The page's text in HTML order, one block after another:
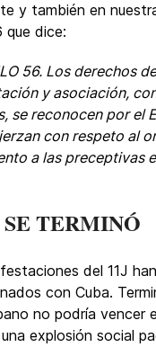
y también en
que dice:
56. Los derechos
y asociación,
se reconocen por el
con respeto al
a las preceptivas
TERMINÓ
del 11J
con Cuba.
no podría vencer
explosión social